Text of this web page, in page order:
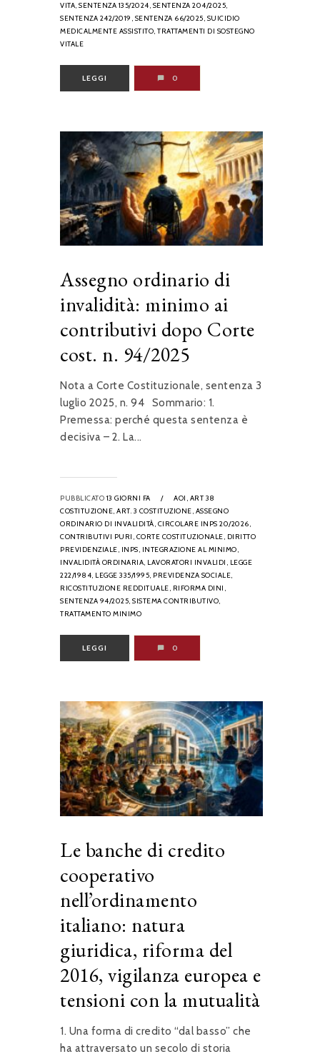
VITA, SENTENZA 135/2024, SENTENZA 204/2025,
SENTENZA 242/2019, SENTENZA 66/2025, SUICIDIO
MEDICALMENTE ASSISTITO, TRATTAMENTI DI SOSTEGNO
VITALE
LEGGI 0
Assegno ordinario di
invalidità: minimo ai
contributivi dopo Corte
cost. n. 94/2025
Nota a Corte Costituzionale, sentenza 3
luglio 2025, n. 94 Sommario: 1.
Premessa: perché questa sentenza è
decisiva – 2. La...
PUBBLICATO 13 GIORNI FA / AOI, ART 38
COSTITUZIONE, ART. 3 COSTITUZIONE, ASSEGNO
ORDINARIO DI INVALIDITÀ, CIRCOLARE INPS 20/2026,
CONTRIBUTIVI PURI, CORTE COSTITUZIONALE, DIRITTO
PREVIDENZIALE, INPS, INTEGRAZIONE AL MINIMO,
INVALIDITÀ ORDINARIA, LAVORATORI INVALIDI, LEGGE
222/1984, LEGGE 335/1995, PREVIDENZA SOCIALE,
RICOSTITUZIONE REDDITUALE, RIFORMA DINI,
SENTENZA 94/2025, SISTEMA CONTRIBUTIVO,
TRATTAMENTO MINIMO
LEGGI 0
Le banche di credito
cooperativo
nell’ordinamento
italiano: natura
giuridica, riforma del
2016, vigilanza europea e
tensioni con la mutualità
1. Una forma di credito “dal basso” che
ha attraversato un secolo di storia